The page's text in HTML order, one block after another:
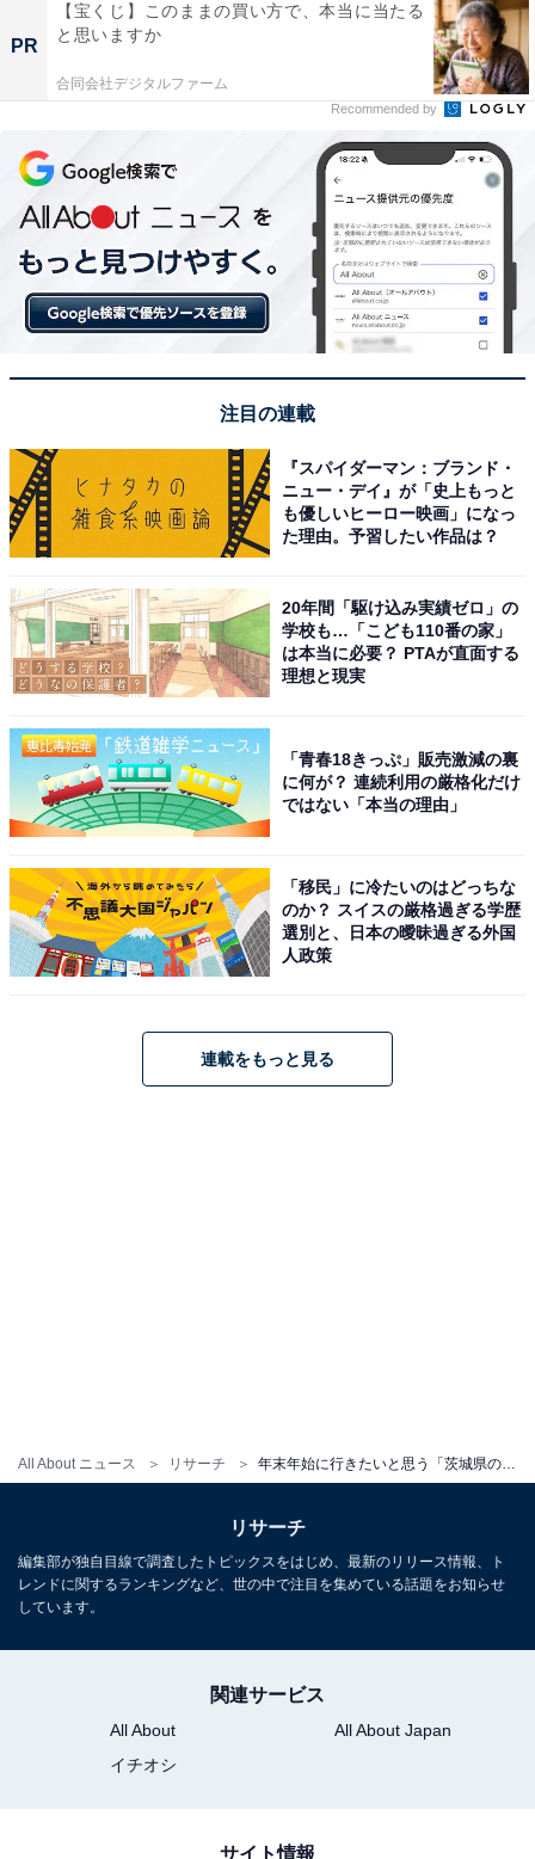
All About ニュース リサーチ 年末年始に行きたいと思う「茨城県の道の駅」ランキング！ 2位「奥久慈だいご」を抑えた1位は？【2025年調査】
PR
【宝くじ】このままの買い方で、本当に当たる
と思いますか
合同会社デジタルファーム
Recommended by
注目の連載
『スパイダーマン：ブランド・
ニュー・デイ』が「史上もっと
も優しいヒーロー映画」になっ
た理由。予習したい作品は？
20年間「駆け込み実績ゼロ」の
学校も…「こども110番の家」
は本当に必要？ PTAが直面する
理想と現実
「青春18きっぷ」販売激減の裏
に何が？ 連続利用の厳格化だけ
ではない「本当の理由」
「移民」に冷たいのはどっちな
のか？ スイスの厳格過ぎる学歴
選別と、日本の曖昧過ぎる外国
人政策
連載をもっと見る
リサーチ
編集部が独自目線で調査したトピックスをはじめ、最新のリリース情報、ト
レンドに関するランキングなど、世の中で注目を集めている話題をお知らせ
しています。
関連サービス
All About
All About Japan
イチオシ
サイト情報